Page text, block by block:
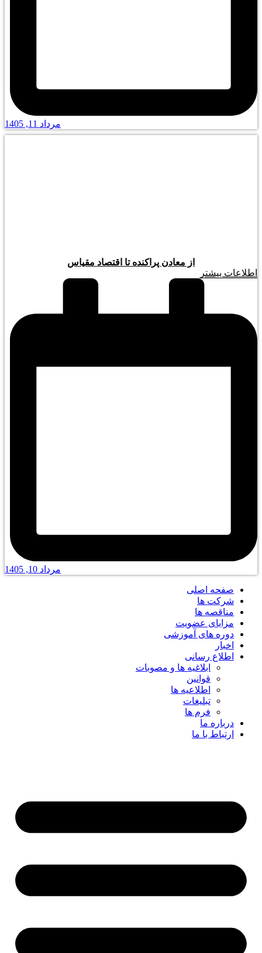
مرداد 11, 1405
از معادن پراکنده تا اقتصاد مقیاس
اطلاعات بیشتر
مرداد 10, 1405
صفحه اصلی
شرکت ها
مناقصه ها
مزایای عضویت
دوره های آموزشی
اخبار
اطلاع رسانی
ابلاغیه ها و مصوبات
قوانین
اطلاعیه ها
تبلیغات
فرم ها
درباره ما
ارتباط با ما